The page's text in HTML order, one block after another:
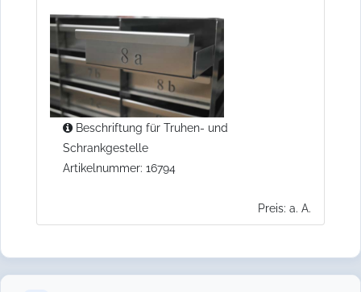
Beschriftung für Truhen- und
Schrankgestelle
Artikelnummer: 16794
Preis: a. A.